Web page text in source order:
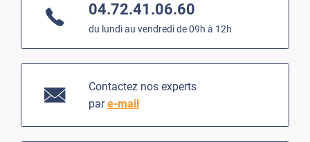
04.72.41.06.60
du lundi au vendredi de 09h à 12h
Contactez nos experts
pare-mail